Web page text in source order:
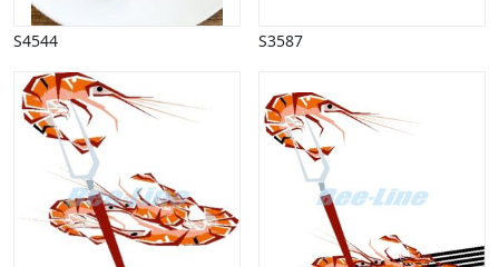
Pinse
Politik, arbejdsmarked
Restauration, hotel
Scenarier
Skibe, både, søfart
Sommer
Sport
Spots
Stjernetegn, astrologi
S4544 S3587